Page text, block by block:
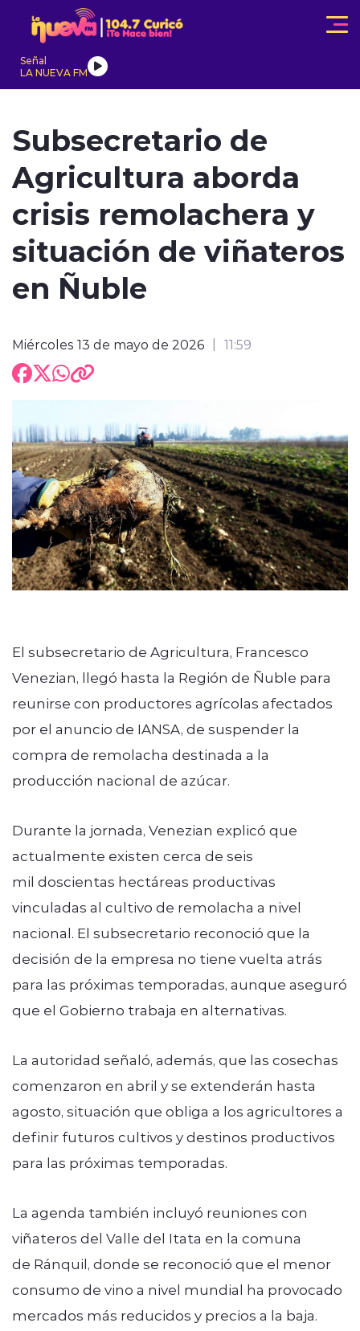
Click acá para ir directamente al contenido
Señal
LA NUEVA FM
TENDENCIAS
modo claro
Subsecretario de
Agricultura aborda
crisis remolachera y
situación de viñateros
en Ñuble
Miércoles 13 de mayo de 2026 11:59
El subsecretario de Agricultura, Francesco
Venezian, llegó hasta la Región de Ñuble para
reunirse con productores agrícolas afectados
por el anuncio de IANSA, de suspender la
compra de remolacha destinada a la
producción nacional de azúcar.
Durante la jornada, Venezian explicó que
actualmente existen cerca de seis
mil doscientas hectáreas productivas
vinculadas al cultivo de remolacha a nivel
nacional. El subsecretario reconoció que la
decisión de la empresa no tiene vuelta atrás
para las próximas temporadas, aunque aseguró
que el Gobierno trabaja en alternativas.
La autoridad señaló, además, que las cosechas
comenzaron en abril y se extenderán hasta
agosto, situación que obliga a los agricultores a
definir futuros cultivos y destinos productivos
para las próximas temporadas.
La agenda también incluyó reuniones con
viñateros del Valle del Itata en la comuna
de Ránquil, donde se reconoció que el menor
consumo de vino a nivel mundial ha provocado
mercados más reducidos y precios a la baja.